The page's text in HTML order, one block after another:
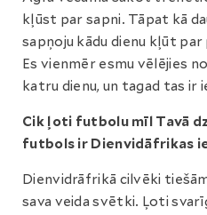
kļūst par sapni. Tāpat kā
sapņoju kādu dienu kļūt
Es vienmēr esmu vēlējies
katru dienu, un tagad tas ir
Cik ļoti futbolu mīl Tavā
futbols ir Dienvidāfrikas
Dienvidrāfrikā cilvēki
sava veida svētki. Ļoti